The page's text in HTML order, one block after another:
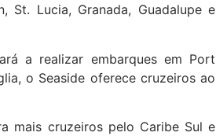
St. Lucia, Granada, Guadalupe e
a realizar embarques em Port
o Seaside oferece cruzeiros ao
mais cruzeiros pelo Caribe Sul e